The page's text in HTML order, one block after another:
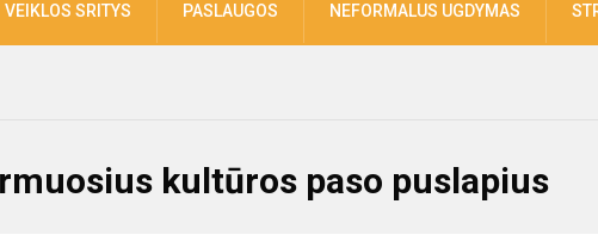
VEIKLOS SRITYS PASLAUGOS NEFORMALUS UGDYMAS
kultūros paso puslapius